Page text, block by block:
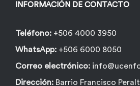
INFORMACIÓN DE CONTACTO
Teléfono: +506 4000 3950
WhatsApp: +506 6000 8050
Correo electrónico:
Dirección: Barrio Francisco